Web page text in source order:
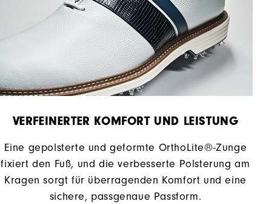
VERFEINERTER KOMFORT UND LEISTUNG​
Eine gepolsterte und geformte OrthoLite®-Zunge
fixiert den Fuß, und die verbesserte Polsterung am
Kragen sorgt für überragenden Komfort und eine
sichere, passgenaue Passform.